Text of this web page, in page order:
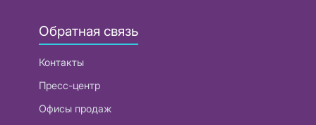
Обратная связь
Контакты
Пресс-центр
Офисы продаж